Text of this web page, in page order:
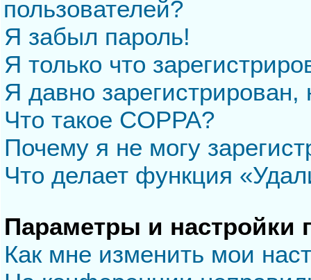
пользователей?
Я забыл пароль!
Я только что
Я давно
Что такое COPPA?
Почему я не могу
Что делает функция
Параметры и настройки
Как мне изменить мои